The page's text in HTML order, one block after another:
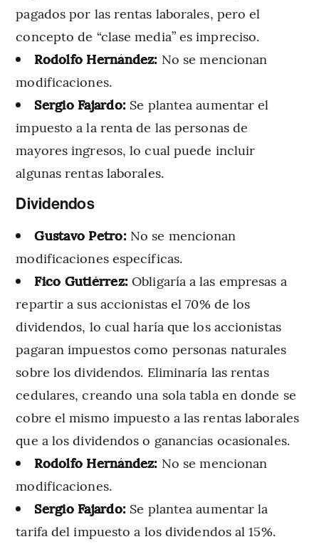
pagados por las rentas laborales, pero el
concepto de “clase media” es impreciso.
Rodolfo Hernández: No se mencionan
modificaciones.
Sergio Fajardo: Se plantea aumentar el
impuesto a la renta de las personas de
mayores ingresos, lo cual puede incluir
algunas rentas laborales.
Dividendos
Gustavo Petro: No se mencionan
modificaciones específicas.
Fico Gutiérrez: Obligaría a las empresas a
repartir a sus accionistas el 70% de los
dividendos, lo cual haría que los accionistas
pagaran impuestos como personas naturales
sobre los dividendos. Eliminaría las rentas
cedulares, creando una sola tabla en donde se
cobre el mismo impuesto a las rentas laborales
que a los dividendos o ganancias ocasionales.
Rodolfo Hernández: No se mencionan
modificaciones.
Sergio Fajardo: Se plantea aumentar la
tarifa del impuesto a los dividendos al 15%.